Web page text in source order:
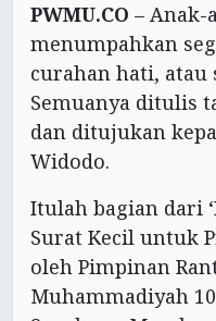
PWMU.CO –
menumpahkan
curahan hati, atau
Semuanya ditulis
dan ditujukan
Widodo.
Itulah bagian dari
Surat Kecil untuk
oleh Pimpinan
Muhammadiyah 10